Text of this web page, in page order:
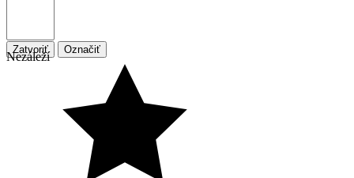
Zatvoriť Označiť
Nezáleží